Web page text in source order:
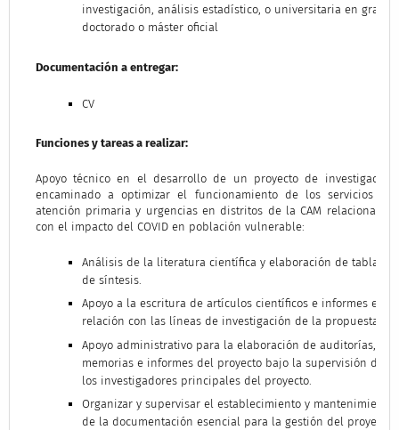
investigación, análisis estadístico, o universitaria en grado,
doctorado o máster oficial
Documentación a entregar:
CV
Funciones y tareas a realizar:
Apoyo técnico en el desarrollo de un proyecto de investigación
encaminado a optimizar el funcionamiento de los servicios de
atención primaria y urgencias en distritos de la CAM relacionados
con el impacto del COVID en población vulnerable:
Análisis de la literatura científica y elaboración de tablas
de síntesis.
Apoyo a la escritura de artículos científicos e informes en
relación con las líneas de investigación de la propuesta
Apoyo administrativo para la elaboración de auditorías,
memorias e informes del proyecto bajo la supervisión de
los investigadores principales del proyecto.
Organizar y supervisar el establecimiento y mantenimiento
de la documentación esencial para la gestión del proyecto